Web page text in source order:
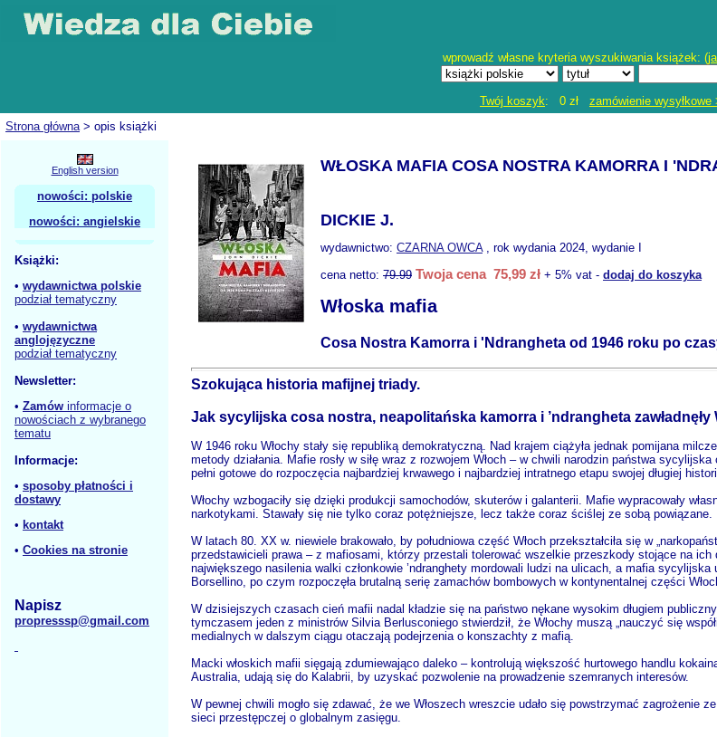
wprowadź własne kryteria wyszukiwania książek: (
Twój koszyk: 0 zł zamówienie wysyłkowe
Strona główna> opis książki
English version
nowości: polskie
nowości: angielskie
Książki:
• wydawnictwa polskie
podział tematyczny
• wydawnictwa
anglojęzyczne
podział tematyczny
Newsletter:
• Zamów informacje o
nowościach z wybranego
tematu
Informacje:
• sposoby płatności i
dostawy
• kontakt
• Cookies na stronie
Napisz
propresssp@gmail.com
WŁOSKA MAFIA COSA NOSTRA KAMORRA I
DICKIE J.
wydawnictwo: CZARNA OWCA, rok wydania 2024, wydanie I
cena netto: 79.99 Twoja cena 75,99 zł + 5% vat - dodaj do koszyka
Włoska mafia
Cosa Nostra Kamorra i 'Ndrangheta od 1946 roku po
Szokująca historia mafijnej triady.
Jak sycylijska cosa nostra, neapolitańska kamorra i ’ndrangheta zawładnęły
W 1946 roku Włochy stały się republiką demokratyczną. Nad krajem ciążyła jednak pomijana
metody działania. Mafie rosły w siłę wraz z rozwojem Włoch – w chwili narodzin państwa
pełni gotowe do rozpoczęcia najbardziej krwawego i najbardziej intratnego etapu swojej długiej
Włochy wzbogaciły się dzięki produkcji samochodów, skuterów i galanterii. Mafie wypracowały
narkotykami. Stawały się nie tylko coraz potężniejsze, lecz także coraz ściślej ze sobą powiązane.
W latach 80. XX w. niewiele brakowało, by południowa część Włoch przekształciła się w
przedstawicieli prawa – z mafiosami, którzy przestali tolerować wszelkie przeszkody stojące na ich
największego nasilenia walki członkowie ’ndranghety mordowali ludzi na ulicach, a mafia
Borsellino, po czym rozpoczęła brutalną serię zamachów bombowych w kontynentalnej części
W dzisiejszych czasach cień mafii nadal kładzie się na państwo nękane wysokim długiem
tymczasem jeden z ministrów Silvia Berlusconiego stwierdził, że Włochy muszą „nauczyć się
medialnych w dalszym ciągu otaczają podejrzenia o konszachty z mafią.
Macki włoskich mafii sięgają zdumiewająco daleko – kontrolują większość hurtowego handlu
Australia, udają się do Kalabrii, by uzyskać pozwolenie na prowadzenie szemranych interesów.
W pewnej chwili mogło się zdawać, że we Włoszech wreszcie udało się powstrzymać zagrożenie
sieci przestępczej o globalnym zasięgu.